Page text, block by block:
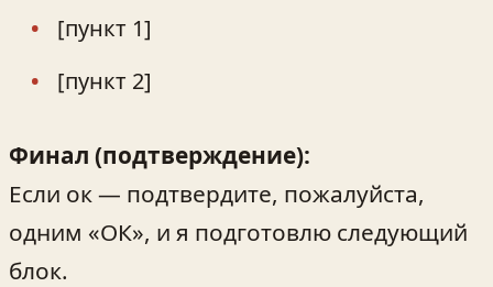
[пункт 1]
[пункт 2]
Финал (подтверждение):
Если ок — подтвердите, пожалуйста,
одним «ОК», и я подготовлю следующий
блок.